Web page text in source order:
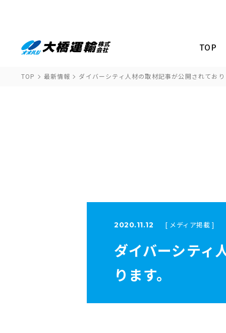
TOP
TOP 最新情報 ダイバーシティ人材の取材記事が公開されてお
2020.11.12 [ メディア掲載 ]
ダイバーシティ
ります。